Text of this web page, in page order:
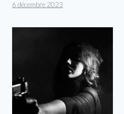
6 décembre 2023